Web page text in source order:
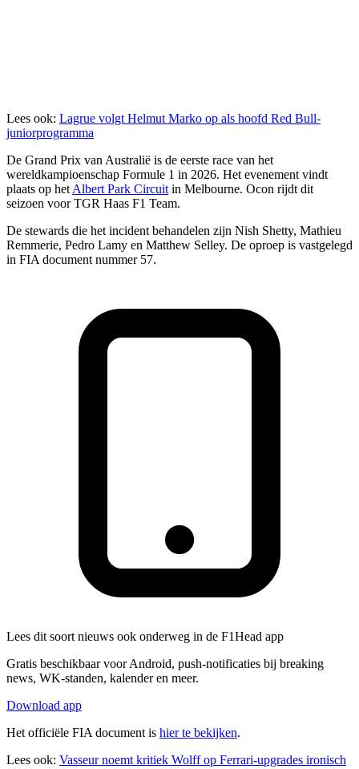
Lees ook: Lagrue volgt Helmut Marko op als hoofd Red Bull-
juniorprogramma
De Grand Prix van Australië is de eerste race van het
wereldkampioenschap Formule 1 in 2026. Het evenement vindt
plaats op het Albert Park Circuit in Melbourne. Ocon rijdt dit
seizoen voor TGR Haas F1 Team.
De stewards die het incident behandelen zijn Nish Shetty, Mathieu
Remmerie, Pedro Lamy en Matthew Selley. De oproep is vastgelegd
in FIA document nummer 57.
Lees dit soort nieuws ook onderweg in de F1Head app
Gratis beschikbaar voor Android, push-notificaties bij breaking
news, WK-standen, kalender en meer.
Download app
Het officiële FIA document is hier te bekijken.
Lees ook: Vasseur noemt kritiek Wolff op Ferrari-upgrades ironisch